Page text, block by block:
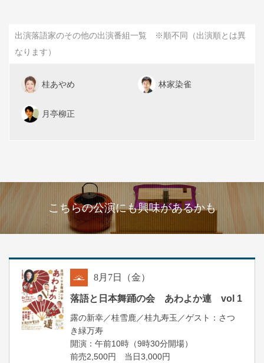
出演落語家のその他の出演番組一覧 ※順不同（出演順とは異
なります）
桂あやめ 林家染雀
月亭柳正
こちらの公演にも興味があるかも
8月 7日（金）
落語と日本舞踊の会 あわよか連 vol 1
露の新幸／桂雪鹿／桂九寿玉／ゲスト：さつ
き緑万寿
開演：午前10時（9時30分開場）
前売2,500円 当日3,000円